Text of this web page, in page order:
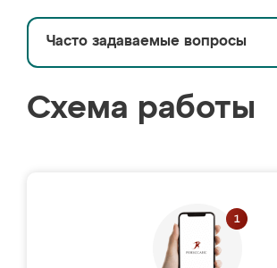
Часто задаваемые вопросы
Схема работы